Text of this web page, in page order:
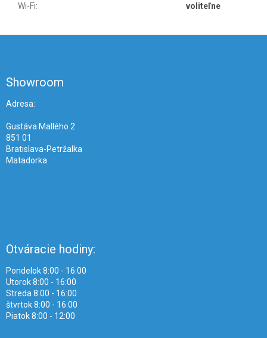
Wi-Fi: voliteľne
Showroom
Adresa:
Gustáva Mallého 2
851 01
Bratislava-Petržalka
Matadorka
Otváracie hodiny:
Pondelok 8:00 - 16:00
Utorok 8:00 - 16:00
Streda 8:00 - 16:00
štvrtok 8:00 - 16:00
Piatok 8:00 - 12:00